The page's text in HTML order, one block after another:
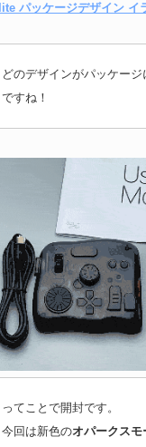
パッケージデザイン イ
どのデザインがパッケー
ですね！
ってことで開封です。
今回は新色のオパークスモ